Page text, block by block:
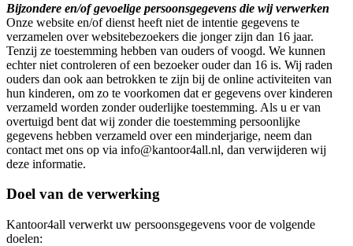
Bijzondere en/of gevoelige persoonsgegevens die wij verwerken
Onze website en/of dienst heeft niet de intentie gegevens te
verzamelen over websitebezoekers die jonger zijn dan 16 jaar.
Tenzij ze toestemming hebben van ouders of voogd. We kunnen
echter niet controleren of een bezoeker ouder dan 16 is. Wij raden
ouders dan ook aan betrokken te zijn bij de online activiteiten van
hun kinderen, om zo te voorkomen dat er gegevens over kinderen
verzameld worden zonder ouderlijke toestemming. Als u er van
overtuigd bent dat wij zonder die toestemming persoonlijke
gegevens hebben verzameld over een minderjarige, neem dan
contact met ons op via info@kantoor4all.nl, dan verwijderen wij
deze informatie.
Doel van de verwerking
Kantoor4all verwerkt uw persoonsgegevens voor de volgende
doelen: